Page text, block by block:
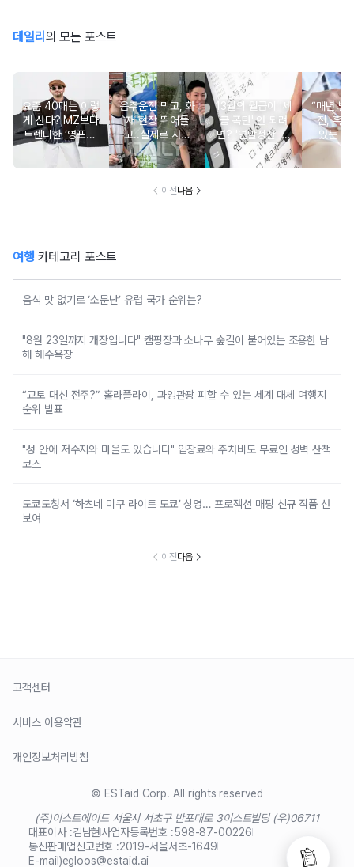
데일리 의 모든 포스트
요즘 40대는 이렇
게 산다? MZ보다
트렌디한 ‘영포티’
분석
음주운전 막고, 화
재 현장 뛰어들
고..실제로 사람
구한 연예인 10
13월의 월급이 '세
금 폭탄' 안 되려
면? '연말정산' 핵
심 꿀팁 A to Z
“매년 받
진, 혹시
있는 건
요?”
이전다음
여행 카테고리 포스트
음식 맛 없기로 ‘소문난’ 유럽 국가 순위는?
"8월 23일까지 개장입니다" 캠핑장과 소나무 숲길이 붙어있는 조용한 남
해 해수욕장
“교토 대신 전주?” 홀라플라이, 과잉관광 피할 수 있는 세계 대체 여행지
순위 발표
"성 안에 저수지와 마을도 있습니다" 입장료와 주차비도 무료인 성벽 산책
코스
도쿄도청서 ‘하츠네 미쿠 라이트 도쿄’ 상영… 프로젝션 매핑 신규 작품 선
보여
이전다음
고객센터
서비스 이용약관
개인정보처리방침
© ESTaid Corp. All rights reserved
(주)이스트에이드 서울시 서초구 반포대로 3이스트빌딩 (우)06711
대표이사 :김남현사업자등록번호 :598-87-00226
통신판매업신고번호 :2019-서울서초-1649
E-mail)egloos@estaid.ai